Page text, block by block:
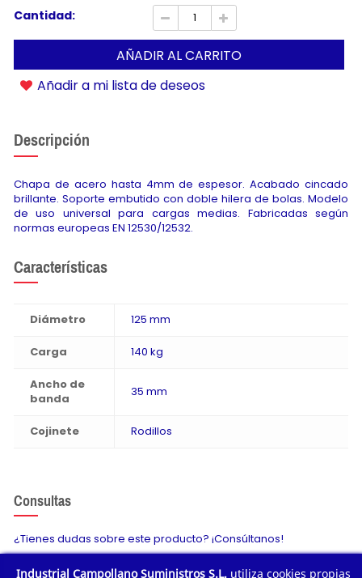
Cantidad:
AÑADIR AL CARRITO
Añadir a mi lista de deseos
Descripción
Chapa de acero hasta 4mm de espesor. Acabado cincado
brillante. Soporte embutido con doble hilera de bolas. Modelo
de uso universal para cargas medias. Fabricadas según
normas europeas EN 12530/12532.
Características
Diámetro 125 mm
Carga 140 kg
Ancho de
banda
35 mm
Cojinete Rodillos
Consultas
¿Tienes dudas sobre este producto? ¡Consúltanos!
Industrial Campollano Suministros S.L. utiliza cookies propias